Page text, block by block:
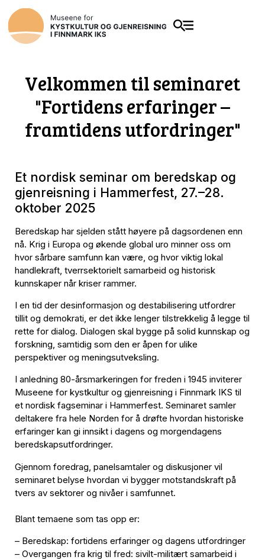
Velkommen til seminaret
"Fortidens erfaringer –
framtidens utfordringer"
Et nordisk seminar om beredskap og
gjenreisning i Hammerfest, 27.–28.
oktober 2025
Beredskap har sjelden stått høyere på dagsordenen enn
nå. Krig i Europa og økende global uro minner oss om
hvor sårbare samfunn kan være, og hvor viktig lokal
handlekraft, tverrsektorielt samarbeid og historisk
kunnskaper når kriser rammer.
I en tid der desinformasjon og destabilisering utfordrer
tillit og demokrati, er det ikke lenger tilstrekkelig å legge til
rette for dialog. Dialogen skal bygge på solid kunnskap og
forskning, samtidig som den er åpen for ulike
perspektiver og meningsutveksling.
I anledning 80-årsmarkeringen for freden i 1945 inviterer
Museene for kystkultur og gjenreisning i Finnmark IKS til
et nordisk fagseminar i Hammerfest. Seminaret samler
deltakere fra hele Norden for å drøfte hvordan historiske
erfaringer kan gi innsikt i dagens og morgendagens
beredskapsutfordringer.
Gjennom foredrag, panelsamtaler og diskusjoner vil
seminaret belyse hvordan vi bygger motstandskraft på
tvers av sektorer og nivåer i samfunnet.
Blant temaene som tas opp er:
– Beredskap: fortidens erfaringer og dagens utfordringer
– Overgangen fra krig til fred: sivilt-militært samarbeid i